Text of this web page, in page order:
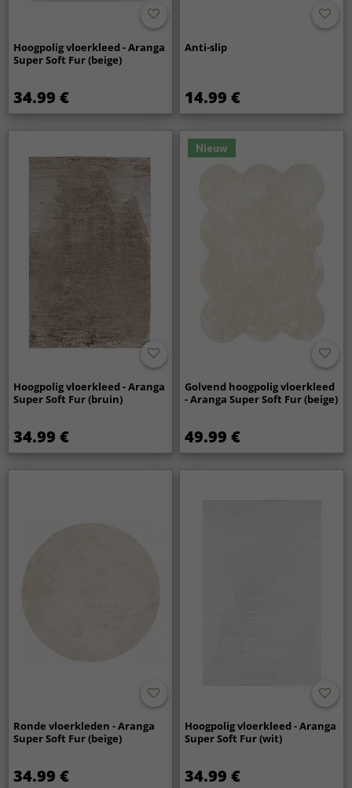
Hoogpolig vloerkleed - Aranga
Super Soft Fur (beige)
34.99 €
Anti-slip
14.99 €
Hoogpolig vloerkleed - Aranga
Super Soft Fur (bruin)
34.99 €
Nieuw
Golvend hoogpolig vloerkleed
- Aranga Super Soft Fur (beige)
49.99 €
Ronde vloerkleden - Aranga
Super Soft Fur (beige)
34.99 €
Hoogpolig vloerkleed - Aranga
Super Soft Fur (wit)
34.99 €